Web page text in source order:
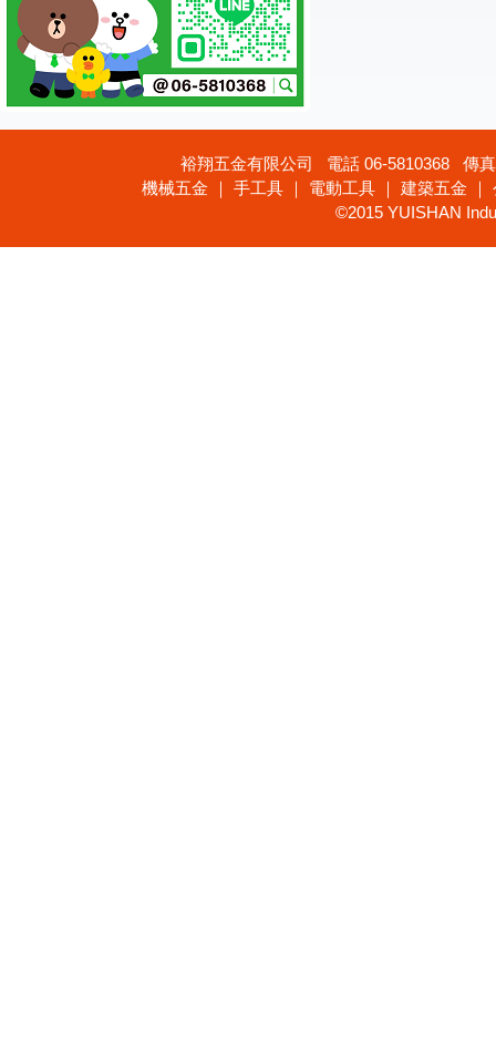
裕翔五金有限公司 電話 06-5810368 傳
機械五金 ｜ 手工具 ｜ 電動工具 ｜ 建築五金
©2015 YUISHAN